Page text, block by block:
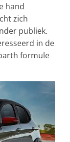
hand
zich
publiek.
in de
formule